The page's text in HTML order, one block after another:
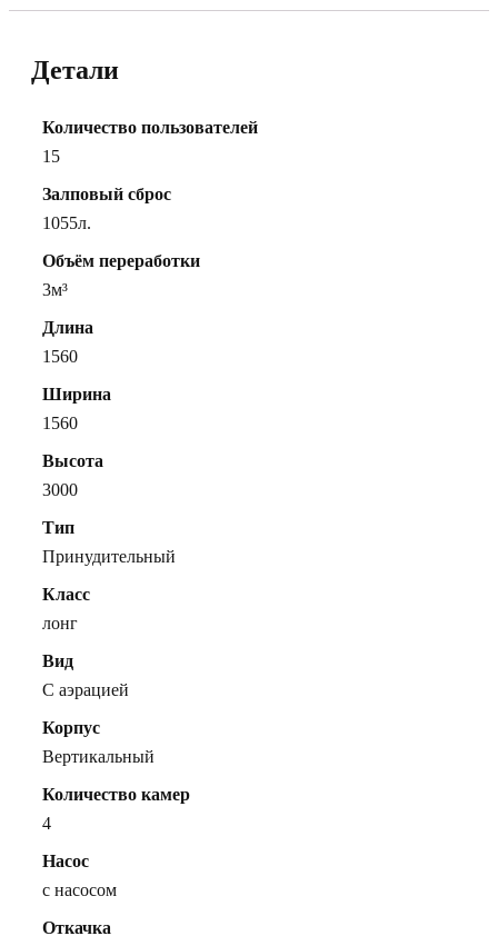
Детали
Количество пользователей
15
Залповый сброс
1055л.
Объём переработки
3м³
Длина
1560
Ширина
1560
Высота
3000
Тип
Принудительный
Класс
лонг
Вид
С аэрацией
Корпус
Вертикальный
Количество камер
4
Насос
с насосом
Откачка